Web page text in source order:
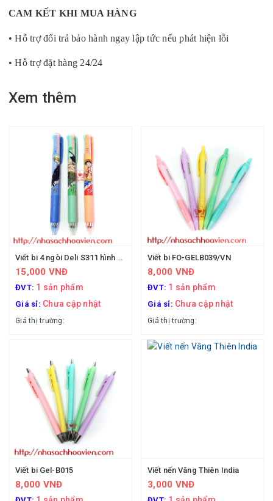
CAM KẾT KHI MUA HÀNG
• Hỗ trợ đổi trả bảo hành ngay lập tức nếu phát hiện lỗi
• Hỗ trợ đặt hàng 24/24
Xem thêm
Viết bi 4 ngòi Deli S311 hình Onepice
15,000 VNĐ
ĐVT: 1 sản phẩm
Giá sỉ: Chưa cập nhật
Giá thị trường:
Viết bi FO-GELB039/VN
8,000 VNĐ
ĐVT: 1 sản phẩm
Giá sỉ: Chưa cập nhật
Giá thị trường:
Viết bi Gel-B015
8,000 VNĐ
Viết nến Vâng Thiên India
3,000 VNĐ